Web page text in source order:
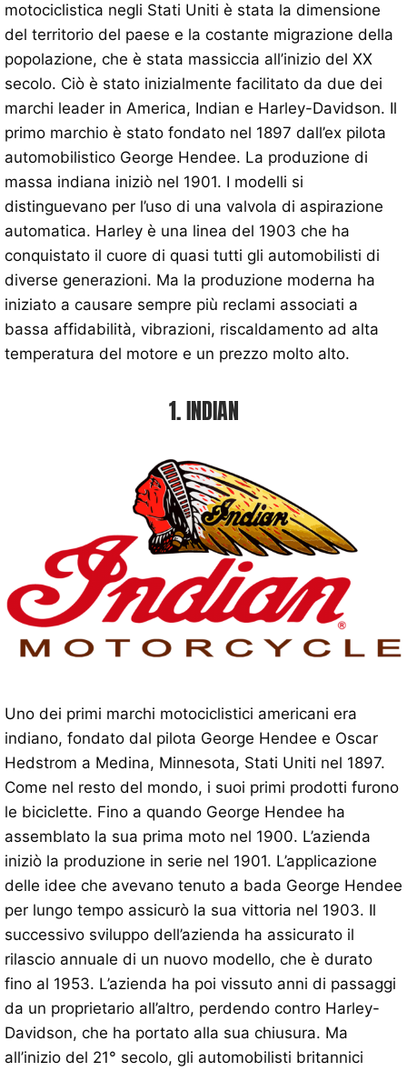
motociclistica negli Stati Uniti è stata la dimensione
del territorio del paese e la costante migrazione della
popolazione, che è stata massiccia all’inizio del XX
secolo. Ciò è stato inizialmente facilitato da due dei
marchi leader in America, Indian e Harley-Davidson. Il
primo marchio è stato fondato nel 1897 dall’ex pilota
automobilistico George Hendee. La produzione di
massa indiana iniziò nel 1901. I modelli si
distinguevano per l’uso di una valvola di aspirazione
automatica. Harley è una linea del 1903 che ha
conquistato il cuore di quasi tutti gli automobilisti di
diverse generazioni. Ma la produzione moderna ha
iniziato a causare sempre più reclami associati a
bassa affidabilità, vibrazioni, riscaldamento ad alta
temperatura del motore e un prezzo molto alto.
1. INDIAN
Uno dei primi marchi motociclistici americani era
indiano, fondato dal pilota George Hendee e Oscar
Hedstrom a Medina, Minnesota, Stati Uniti nel 1897.
Come nel resto del mondo, i suoi primi prodotti furono
le biciclette. Fino a quando George Hendee ha
assemblato la sua prima moto nel 1900. L’azienda
iniziò la produzione in serie nel 1901. L’applicazione
delle idee che avevano tenuto a bada George Hendee
per lungo tempo assicurò la sua vittoria nel 1903. Il
successivo sviluppo dell’azienda ha assicurato il
rilascio annuale di un nuovo modello, che è durato
fino al 1953. L’azienda ha poi vissuto anni di passaggi
da un proprietario all’altro, perdendo contro Harley-
Davidson, che ha portato alla sua chiusura. Ma
all’inizio del 21° secolo, gli automobilisti britannici